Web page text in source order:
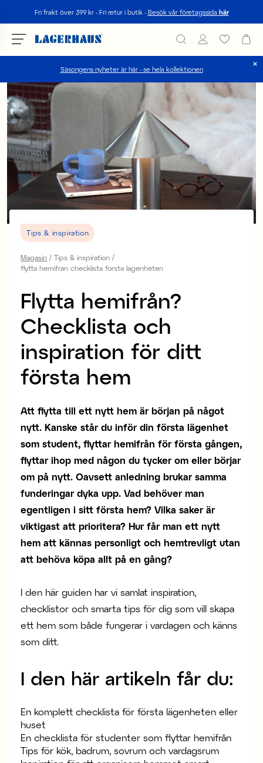
Fri frakt över 399 kr - Fri retur i butik - Besök vår företagssida här
Säsongens nyheter är här - se hela kollektionen
Välj språk / valuta
NO / NKR
SE / SEK
Tips & inspiration
Magasin
Tips & inspiration
flytta hemifran checklista forsta lagenheten
Flytta hemifrån?
Checklista och
inspiration för ditt
första hem
Att flytta till ett nytt hem är början på något
nytt. Kanske står du inför din första lägenhet
som student, flyttar hemifrån för första gången,
flyttar ihop med någon du tycker om eller börjar
om på nytt. Oavsett anledning brukar samma
funderingar dyka upp. Vad behöver man
egentligen i sitt första hem? Vilka saker är
viktigast att prioritera? Hur får man ett nytt
hem att kännas personligt och hemtrevligt utan
att behöva köpa allt på en gång?
I den här guiden har vi samlat inspiration,
checklistor och smarta tips för dig som vill skapa
ett hem som både fungerar i vardagen och känns
som ditt.
I den här artikeln får du:
En komplett checklista för första lägenheten eller
huset
En checklista för studenter som flyttar hemifrån
Tips för kök, badrum, sovrum och vardagsrum